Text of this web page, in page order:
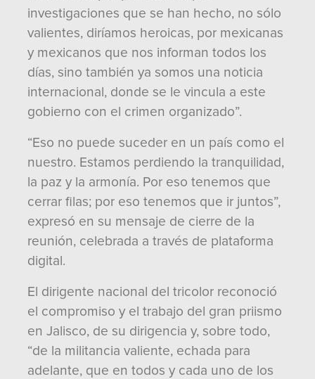
investigaciones que se han hecho, no sólo
valientes, diríamos heroicas, por mexicanas
y mexicanos que nos informan todos los
días, sino también ya somos una noticia
internacional, donde se le vincula a este
gobierno con el crimen organizado”.
“Eso no puede suceder en un país como el
nuestro. Estamos perdiendo la tranquilidad,
la paz y la armonía. Por eso tenemos que
cerrar filas; por eso tenemos que ir juntos”,
expresó en su mensaje de cierre de la
reunión, celebrada a través de plataforma
digital.
El dirigente nacional del tricolor reconoció
el compromiso y el trabajo del gran priismo
en Jalisco, de su dirigencia y, sobre todo,
“de la militancia valiente, echada para
adelante, que en todos y cada uno de los